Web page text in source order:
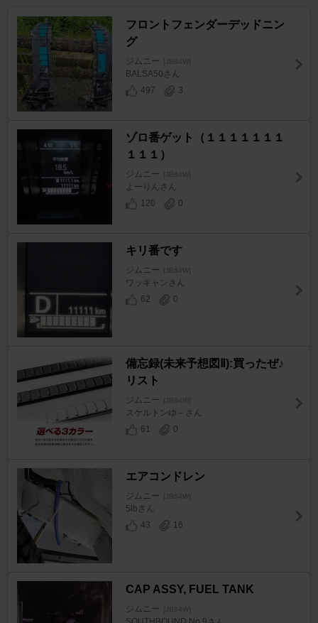
フロントフェンダーデッドニン
グ
ジムニー [JB64W]
BALSA50さん
497
3
ゾロ番ゲット（１１１１１１１
１１１）
ジムニー [JB64W]
よーりんさん
120
0
キリ番です
ジムニー [JB64W]
ワッキャンさん
62
0
備忘録(未来予想図Ⅱ):買ったぜ♪
リスト
ジムニー [JB64W]
スケルトンゆ～さん
61
0
エアコンドレン
ジムニー [JB64W]
5lbさん
43
16
CAP ASSY, FUEL TANK
ジムニー [JB64W]